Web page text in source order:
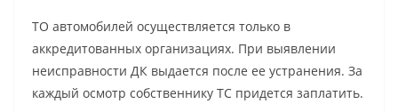
ТО автомобилей осуществляется только в
аккредитованных организациях. При выявлении
неисправности ДК выдается после ее устранения. За
каждый осмотр собственнику ТС придется заплатить.